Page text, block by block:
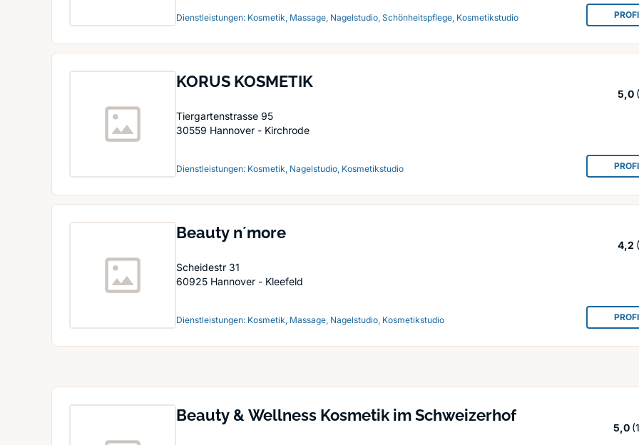
Dienstleistungen: Kosmetik, Massage, Nagelstudio, Schönheitspflege, Kosmetikstudio
KORUS KOSMETIK
Tiergartenstrasse 95
30559 Hannover - Kirchrode
Dienstleistungen: Kosmetik, Nagelstudio, Kosmetikstudio
5,0
Beauty n´more
Scheidestr 31
60925 Hannover - Kleefeld
Dienstleistungen: Kosmetik, Massage, Nagelstudio, Kosmetikstudio
4,2
Beauty & Wellness Kosmetik im Schweizerhof
5,0